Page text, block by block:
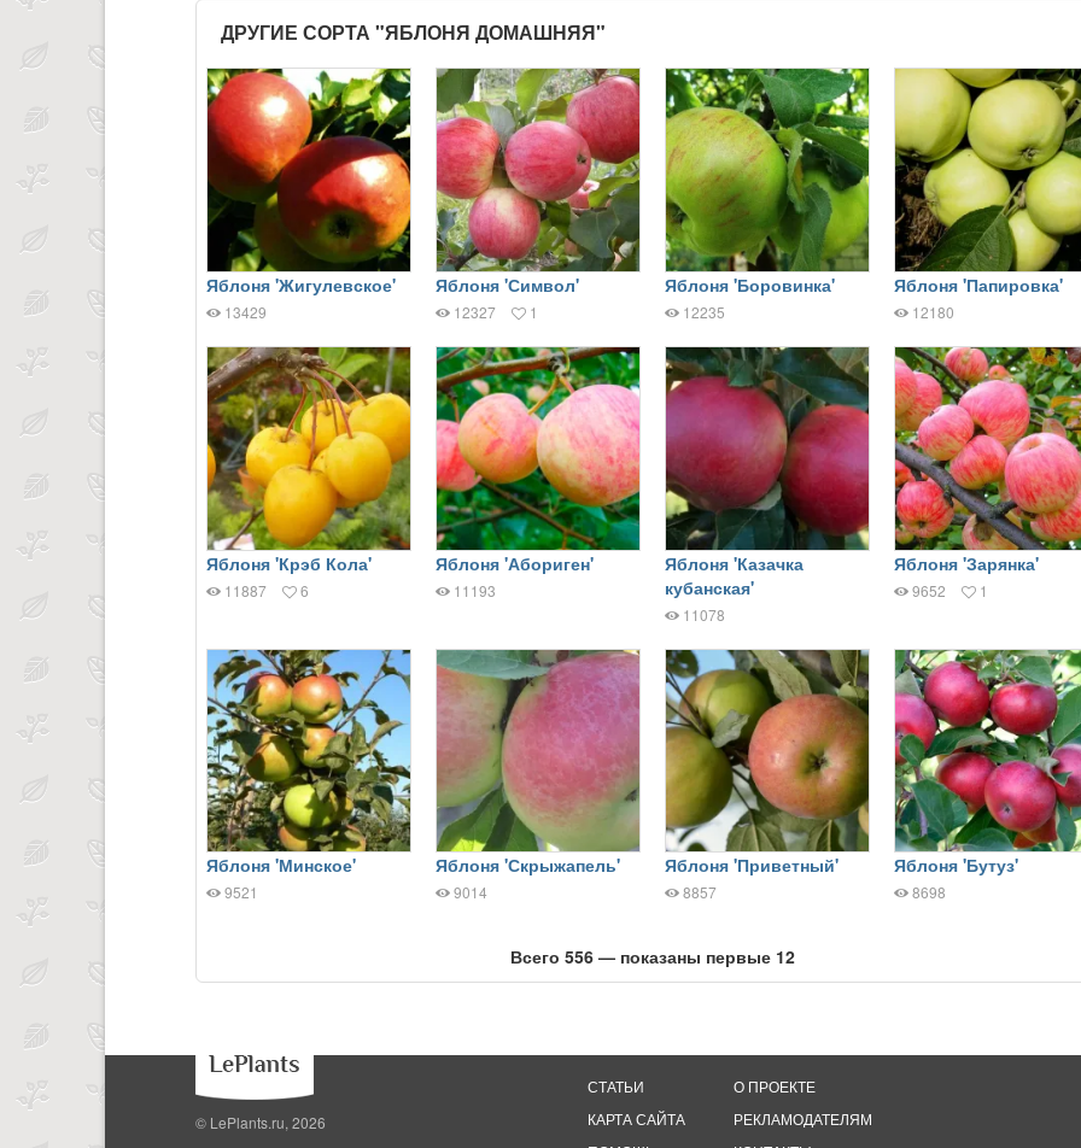
ДРУГИЕ СОРТА "ЯБЛОНЯ ДОМАШНЯЯ"
Яблоня 'Жигулевское'
13429
Яблоня 'Символ'
12327 1
Яблоня 'Боровинка'
12235
Яблоня 'Папировка'
12180
Яблоня 'Крэб Кола'
11887 6
Яблоня 'Абориген'
11193
Яблоня 'Казачка
кубанская'
11078
Яблоня 'Зарянка'
9652 1
Яблоня 'Минское'
9521
Яблоня 'Скрыжапель'
9014
Яблоня 'Приветный'
8857
Яблоня 'Бутуз'
8698
Всего 556 — показаны первые 12
© LePlants.ru, 2026
СТАТЬИ
КАРТА САЙТА
О ПРОЕКТЕ
РЕКЛАМОДАТЕЛЯМ